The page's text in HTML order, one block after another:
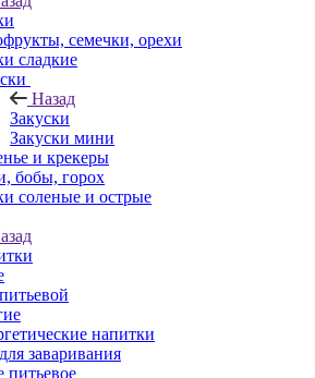
семечки, орехи
сладкие
Назад
Закуски
Закуски мини
и крекеры
бобы, горох
соленые и острые
напитки
заваривания
питьевое